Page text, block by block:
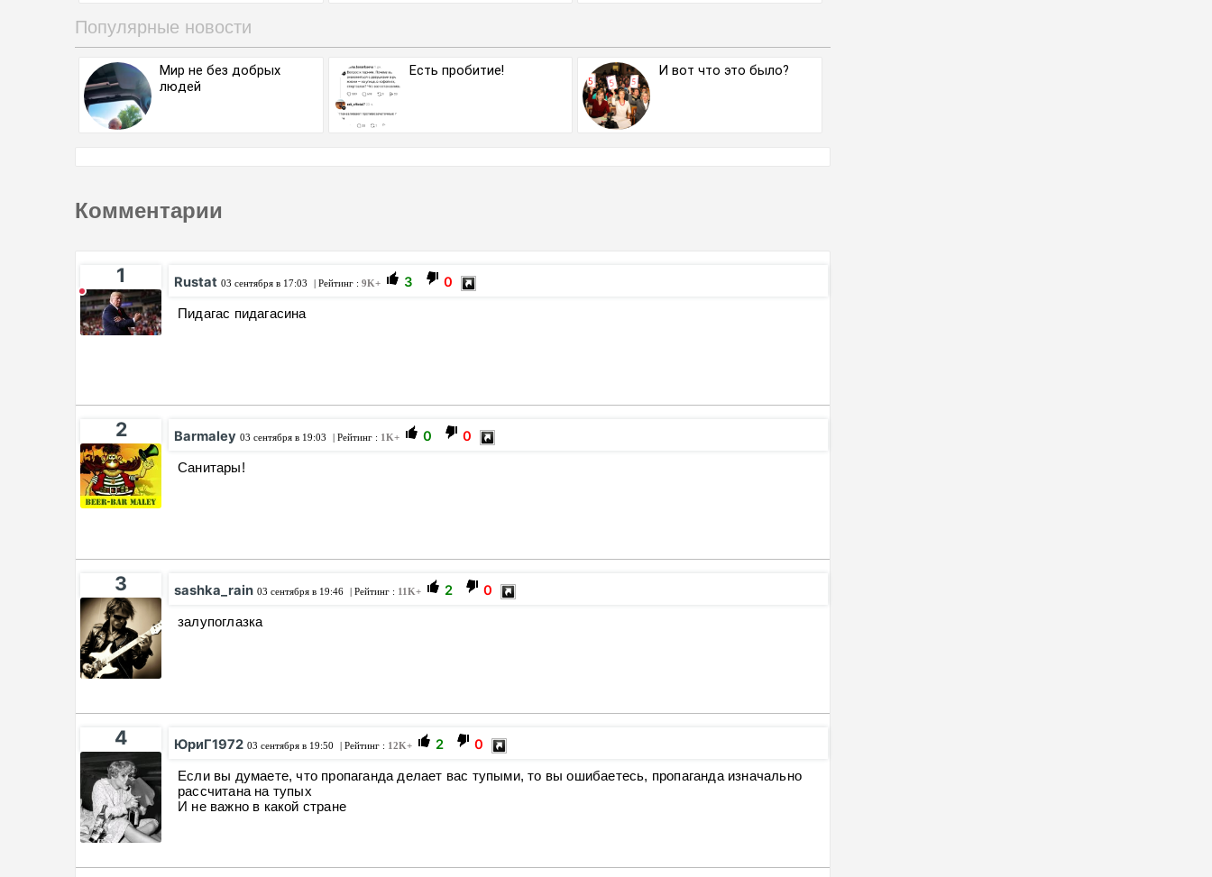
Популярные новости
Мир не без добрых
людей
Есть пробитие! И вот что это было?
Комментарии
1 Rustat 03 сентября в 17:03 | Рейтинг : 9K+ 3 0
Пидагас пидагасина
2 Barmaley 03 сентября в 19:03 | Рейтинг : 1K+ 0 0
Санитары!
3 sashka_rain 03 сентября в 19:46 | Рейтинг : 11K+ 2 0
залупоглазка
4 ЮриГ1972 03 сентября в 19:50 | Рейтинг : 12K+ 2 0
Если вы думаете, что пропаганда делает вас тупыми, то вы ошибаетесь, пропаганда изначально
рассчитана на тупых
И не важно в какой стране